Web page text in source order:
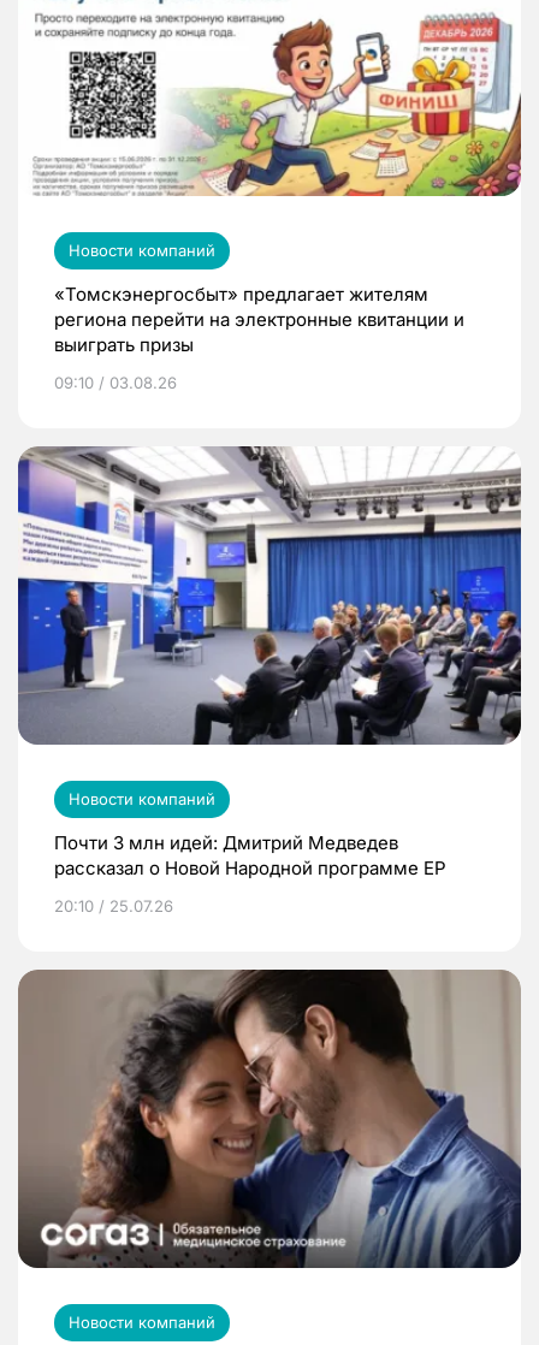
Новости компаний
«Томскэнергосбыт» предлагает жителям
региона перейти на электронные квитанции и
выиграть призы
09:10 / 03.08.26
Новости компаний
Почти 3 млн идей: Дмитрий Медведев
рассказал о Новой Народной программе ЕР
20:10 / 25.07.26
Новости компаний